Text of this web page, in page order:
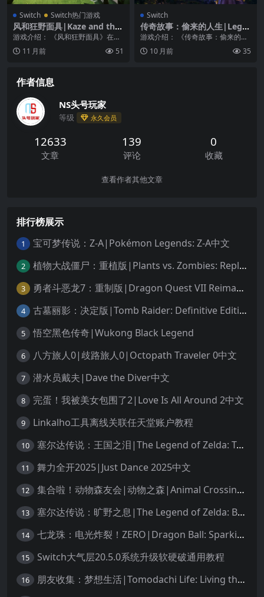
Switch Switch热门游戏
风和狂野面具|Kaze and the
Wild Masks中文
游戏介绍： 《风和狂野面具》在这
部灵感源自90年代经典的平台游戏
中，以卡兹的身份...
11 月前 51
Switch
传奇故事：偷来的人生|Lege
ndary Tales: Stolen Life中文
游戏介绍： 《传奇故事：偷来的人
生》是一款隐藏物体类型的冒险游
戏，有很多迷你游戏...
10 月前 35
作者信息
NS头号玩家
等级 永久会员
12633
文章
139
评论
0
收藏
查看作者其他文章
排行榜展示
1 宝可梦传说：Z-A|Pokémon Legends: Z-A中文
2 植物大战僵尸：重植版|Plants vs. Zombies: Replanted中文
3 勇者斗恶龙7：重制版|Dragon Quest VII Reimagined中文
4 古墓丽影：决定版|Tomb Raider: Definitive Edition中文
5 悟空黑色传奇|Wukong Black Legend
6 八方旅人0|歧路旅人0|Octopath Traveler 0中文
7 潜水员戴夫|Dave the Diver中文
8 完蛋！我被美女包围了2|Love Is All Around 2中文
9 Linkalho工具离线关联任天堂账户教程
10 塞尔达传说：王国之泪|The Legend of Zelda: Tears of the Kingdom中文
11 舞力全开2025|Just Dance 2025中文
12 集合啦！动物森友会|动物之森|Animal Crossing: New Horizons中文
13 塞尔达传说：旷野之息|The Legend of Zelda: Breath of the Wild中文
14 七龙珠：电光炸裂！ZERO|Dragon Ball: Sparking! Zero中文
15 Switch大气层20.5.0系统升级软硬破通用教程
16 朋友收集：梦想生活|Tomodachi Life: Living the Dream中文